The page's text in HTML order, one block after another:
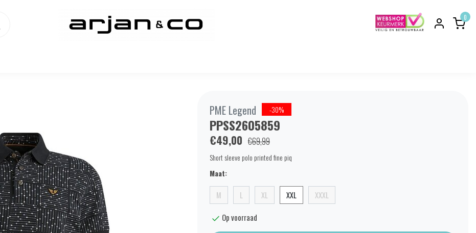
0
PME Legend -30%
PPSS2605859
€49,00 €69,99
Short sleeve polo printed fine piq
Maat:
M L XL XXL XXXL
Op voorraad